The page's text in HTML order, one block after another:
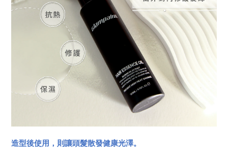
造型後使用，則讓頭髮散發健康光澤。